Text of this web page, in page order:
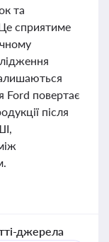
та
сприятиме
Ford повертає
після
джерела